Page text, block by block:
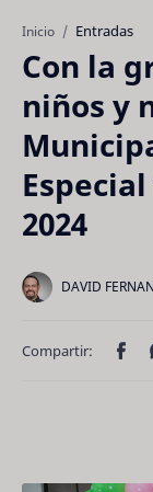
Inicio Entradas
Con la
niños y
2024